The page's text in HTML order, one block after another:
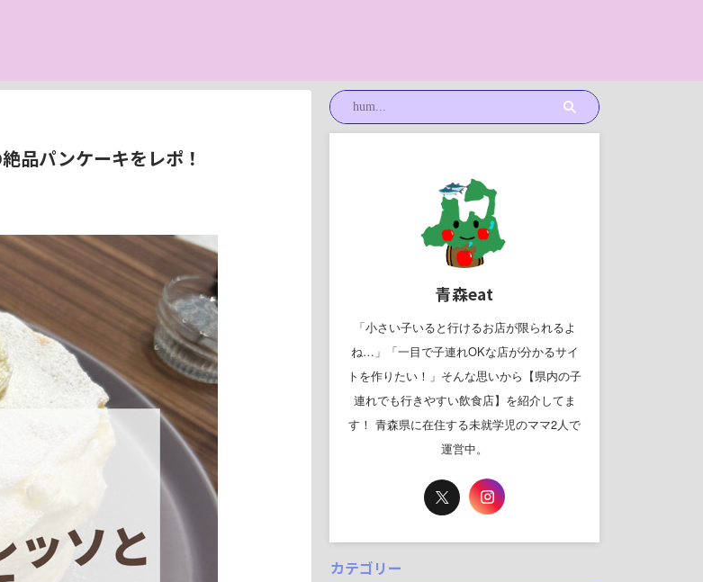
品パンケーキをレポ！
青森eat
「小さい子いると行けるお店が限られるよ
ね…」「一目で子連れOKな店が分かるサイ
トを作りたい！」そんな思いから【県内の子
連れでも行きやすい飲食店】を紹介してま
す！ 青森県に在住する未就学児のママ2人で
運営中。
カテゴリー